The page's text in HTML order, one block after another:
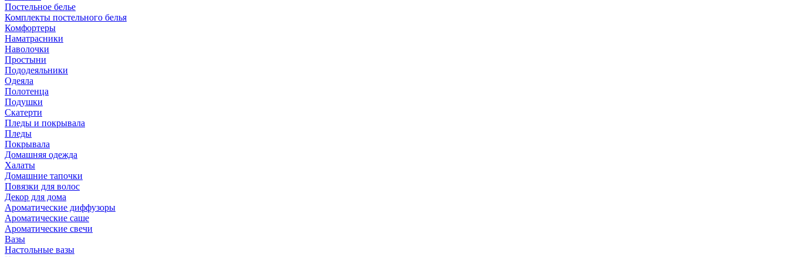
Постельное белье
Комплекты постельного белья
Комфортеры
Наматрасники
Наволочки
Простыни
Пододеяльники
Одеяла
Полотенца
Подушки
Скатерти
Пледы и покрывала
Пледы
Покрывала
Домашняя одежда
Халаты
Домашние тапочки
Повязки для волос
Декор для дома
Ароматические диффузоры
Ароматические саше
Ароматические свечи
Вазы
Настольные вазы